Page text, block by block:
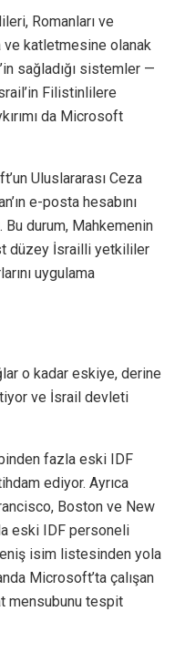
Romanları ve
katletmesine olanak
sağladığı sistemler —
Filistinlilere
da Microsoft
Uluslararası Ceza
e-posta hesabını
Bu durum, Mahkemenin
düzey İsrailli yetkililer
uygulama
o kadar eskiye, derine
ve İsrail devleti
fazla eski IDF
ediyor. Ayrıca
Boston ve New
eski IDF personeli
isim listesinden yola
Microsoft’ta çalışan
mensubunu tespit